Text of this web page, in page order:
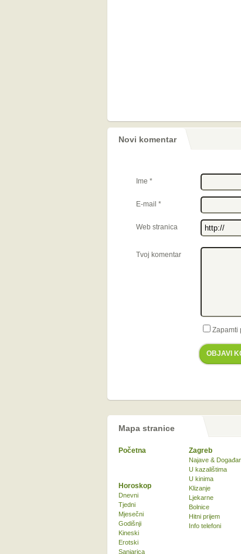
Novi komentar
Ime *
E-mail *
Web stranica
Tvoj komentar
Zapamti
OBJAVI
Mapa stranice
Početna Zagreb
Najave &
U kazalištima
U kinima
Klizanje
Ljekarne
Bolnice
Hitni prijem
Info telefoni
Horoskop
Dnevni
Tjedni
Mjesečni
Godišnji
Kineski
Erotski
Sanjarica